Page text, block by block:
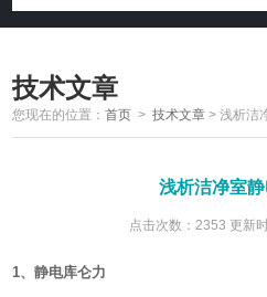
技术文章
您现在的位置：首页 >技术文章 >浅析洁
浅析洁净室
点击次数：2353 更新
1、静电库仑力